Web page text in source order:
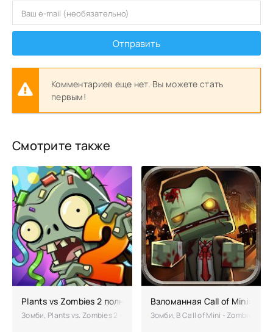
Отправить
Комментариев еще нет. Вы можете стать
первым!
Смотрите также
Plants vs Zombies 2 полная версия (взлом)
Зомби, Plants vs. Zombies 2 – Всем, кому понравилась первая часть
Взломанная Call of Mini:
Зомби, В Call of Mini - Zombies